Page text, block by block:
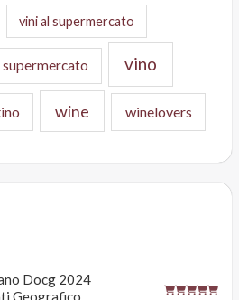
vini al supermercato
vino
wine winelovers
Docg 2024
Geografico